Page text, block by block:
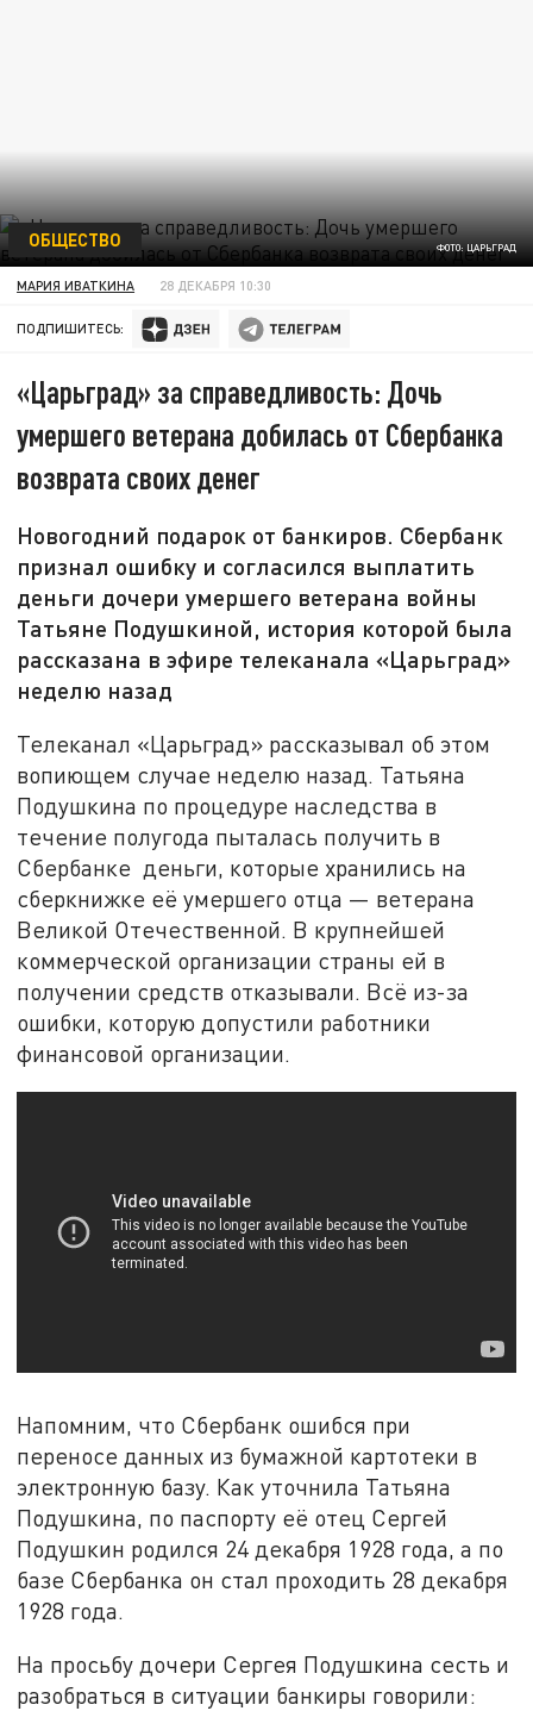
ФОТО: ЦАРЬГРАД
ОБЩЕСТВО
МАРИЯ ИВАТКИНА 28 ДЕКАБРЯ 10:30
ПОДПИШИТЕСЬ:
«Царьград» за справедливость: Дочь
умершего ветерана добилась от Сбербанка
возврата своих денег
Новогодний подарок от банкиров. Сбербанк
признал ошибку и согласился выплатить
деньги дочери умершего ветерана войны
Татьяне Подушкиной, история которой была
рассказана в эфире телеканала «Царьград»
неделю назад
Телеканал «Царьград» рассказывал об этом
вопиющем случае неделю назад. Татьяна
Подушкина по процедуре наследства в
течение полугода пыталась получить в
Сбербанке деньги, которые хранились на
сберкнижке её умершего отца — ветерана
Великой Отечественной. В крупнейшей
коммерческой организации страны ей в
получении средств отказывали. Всё из-за
ошибки, которую допустили работники
финансовой организации.
Напомним, что Сбербанк ошибся при
переносе данных из бумажной картотеки в
электронную базу. Как уточнила Татьяна
Подушкина, по паспорту её отец Сергей
Подушкин родился 24 декабря 1928 года, а по
базе Сбербанка он стал проходить 28 декабря
1928 года.
На просьбу дочери Сергея Подушкина сесть и
разобраться в ситуации банкиры говорили: